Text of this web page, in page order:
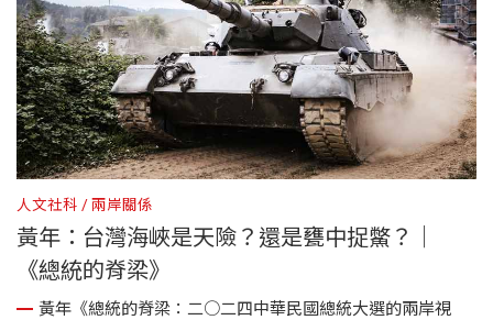
人文社科 兩岸關係
黃年：台灣海峽是天險？還是甕中捉鱉？｜
《總統的脊梁》
黃年《總統的脊梁：二○二四中華民國總統大選的兩岸視